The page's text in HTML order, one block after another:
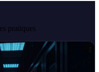
pratiques